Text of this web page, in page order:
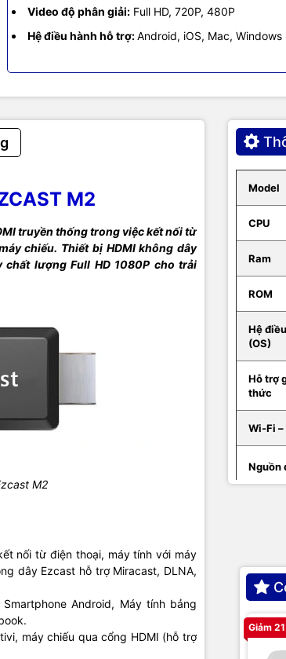
Video độ phân giải: Full HD, 720P, 480P
Hệ điều hành hỗ trợ:Android, iOS, Mac, Windows
M2
truyền thống trong việc kết nối từ
chiếu. Thiết bị HDMI không dây
lượng Full HD 1080P cho trải
M2
nối từ điện thoại, máy tính với máy
dây Ezcast hỗ trợ Miracast, DLNA,
Android, Máy tính bảng
máy chiếu qua cổng HDMI (hỗ trợ
Model
CPU
Ram
ROM
Hệ
(OS)
Hỗ trợ
thức
Wi-Fi –
Nguồn
Hình
Hệ
hỗ trợ
Giảm
IEEE 802.11 b/g/n 150Mbps 2.4GHz
Mp3, WMA, WAV, OGG, AAC, FLAC, 3GP,...
MP4, MKV, AVI, RM, RMVB, MOV, TS, MPEG,...
Android 4.0 hoặc cao hơn, iOS 6 hoặc cao hơn,
Ezcast APP dành cho Android / Windows / iOS /